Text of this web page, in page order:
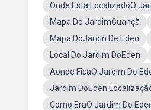
Onde Está LocalizadoO
Mapa Do JardimGuançã
Mapa DoJardin De Eden
Local Do Jardim DoEden
Aonde FicaO Jardim Do
Jardim DoEden
Como EraO Jardim Do